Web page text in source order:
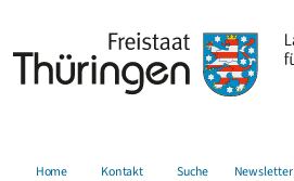
Home Kontakt Suche Newsletter